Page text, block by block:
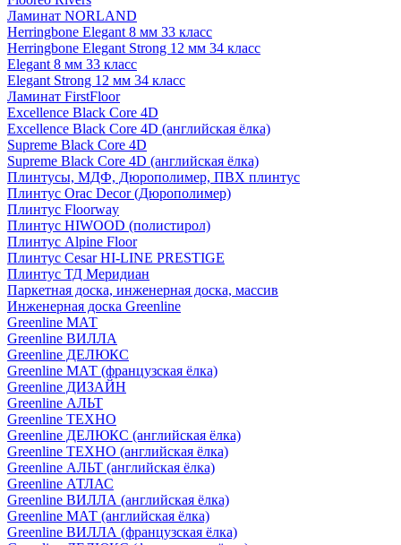
Ламинат NORLAND
Herringbone Elegant 8 мм 33 класс
Herringbone Elegant Strong 12 мм 34 класс
Elegant 8 мм 33 класс
Elegant Strong 12 мм 34 класс
Ламинат FirstFloor
Excellence Black Core 4D
Excellence Black Core 4D (английская ёлка)
Supreme Black Core 4D
Supreme Black Core 4D (английская ёлка)
Плинтусы, МДФ, Дюрополимер, ПВХ плинтус
Плинтус Orac Decor (Дюрополимер)
Плинтус Floorway
Плинтус HIWOOD (полистирол)
Плинтус Alpine Floor
Плинтус Cesar HI-LINE PRESTIGE
Плинтус ТД Меридиан
Паркетная доска, инженерная доска, массив
Инженерная доска Greenline
Greenline МАТ
Greenline ВИЛЛА
Greenline ДЕЛЮКС
Greenline МАТ (французская ёлка)
Greenline ДИЗАЙН
Greenline АЛЬТ
Greenline ТЕХНО
Greenline ДЕЛЮКС (английская ёлка)
Greenline ТЕХНО (английская ёлка)
Greenline АЛЬТ (английская ёлка)
Greenline АТЛАС
Greenline ВИЛЛА (английская ёлка)
Greenline МАТ (английская ёлка)
Greenline ВИЛЛА (французская ёлка)